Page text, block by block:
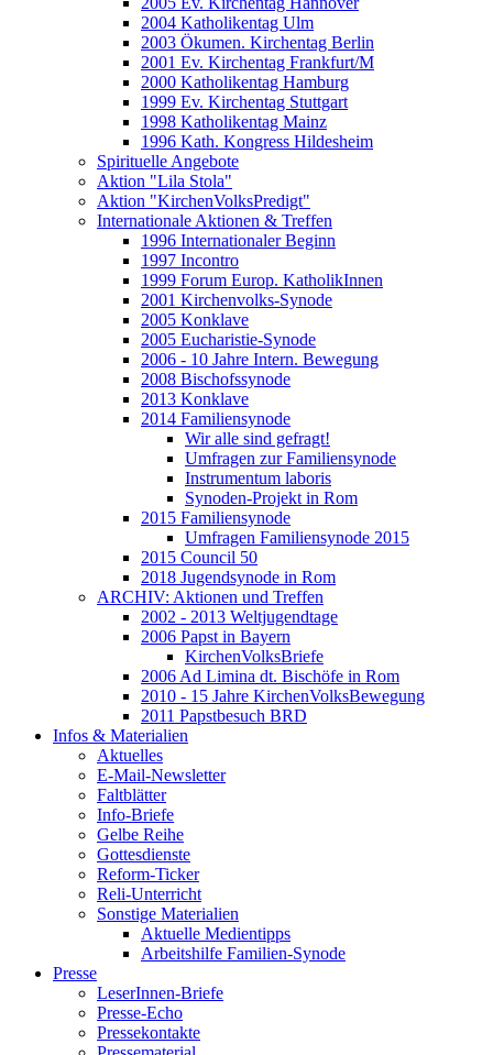
2004 Katholikentag Ulm
2003 Ökumen. Kirchentag Berlin
2001 Ev. Kirchentag Frankfurt/M
2000 Katholikentag Hamburg
1999 Ev. Kirchentag Stuttgart
1998 Katholikentag Mainz
1996 Kath. Kongress Hildesheim
Spirituelle Angebote
Aktion "Lila Stola"
Aktion "KirchenVolksPredigt"
Internationale Aktionen & Treffen
1996 Internationaler Beginn
1997 Incontro
1999 Forum Europ. KatholikInnen
2001 Kirchenvolks-Synode
2005 Konklave
2005 Eucharistie-Synode
2006 - 10 Jahre Intern. Bewegung
2008 Bischofssynode
2013 Konklave
2014 Familiensynode
Wir alle sind gefragt!
Umfragen zur Familiensynode
Instrumentum laboris
Synoden-Projekt in Rom
2015 Familiensynode
Umfragen Familiensynode 2015
2015 Council 50
2018 Jugendsynode in Rom
ARCHIV: Aktionen und Treffen
2002 - 2013 Weltjugendtage
2006 Papst in Bayern
KirchenVolksBriefe
2006 Ad Limina dt. Bischöfe in Rom
2010 - 15 Jahre KirchenVolksBewegung
2011 Papstbesuch BRD
Infos & Materialien
Aktuelles
E-Mail-Newsletter
Faltblätter
Info-Briefe
Gelbe Reihe
Gottesdienste
Reform-Ticker
Reli-Unterricht
Sonstige Materialien
Aktuelle Medientipps
Arbeitshilfe Familien-Synode
Presse
LeserInnen-Briefe
Presse-Echo
Pressekontakte